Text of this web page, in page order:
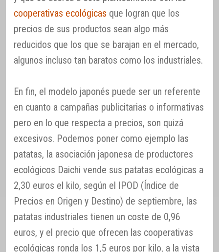
cooperativas ecológicas que logran que los
precios de sus productos sean algo más
reducidos que los que se barajan en el mercado,
algunos incluso tan baratos como los industriales.
En fin, el modelo japonés puede ser un referente
en cuanto a campañas publicitarias o informativas
pero en lo que respecta a precios, son quizá
excesivos. Podemos poner como ejemplo las
patatas, la asociación japonesa de productores
ecológicos Daichi vende sus patatas ecológicas a
2,30 euros el kilo, según el IPOD (Índice de
Precios en Origen y Destino) de septiembre, las
patatas industriales tienen un coste de 0,96
euros, y el precio que ofrecen las cooperativas
ecológicas ronda los 1,5 euros por kilo, a la vista